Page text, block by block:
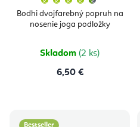
Bodhi dvojfarebný popruh na
nosenie joga podložky
produktu
je
4,7
hviezdičiek.
Skladom (2 ks)
6,50 €
Bestseller